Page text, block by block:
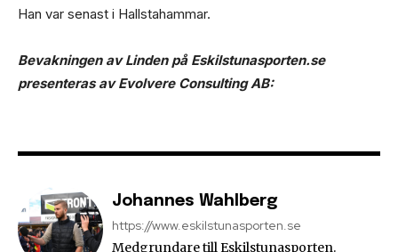
Han var senast i Hallstahammar.
Bevakningen av Linden på Eskilstunasporten.se
presenteras av Evolvere Consulting AB:
Johannes Wahlberg
https://www.eskilstunasporten.se
Medgrundare till Eskilstunasporten.